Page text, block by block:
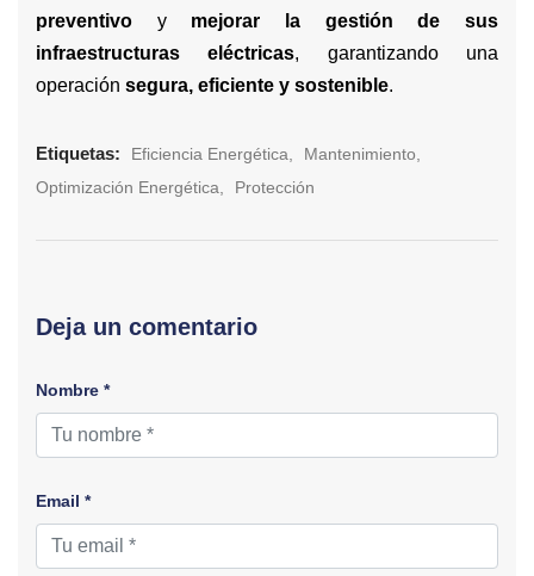
preventivo y mejorar la gestión de sus
infraestructuras eléctricas, garantizando una
operación segura, eficiente y sostenible.
Etiquetas: Eficiencia Energética
Mantenimiento
Optimización Energética
Protección
Deja un comentario
Nombre *
Email *